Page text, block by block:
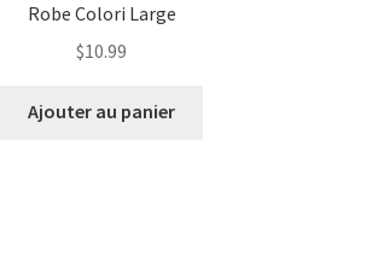
Robe Colori Large
$10.99
Ajouter au panier